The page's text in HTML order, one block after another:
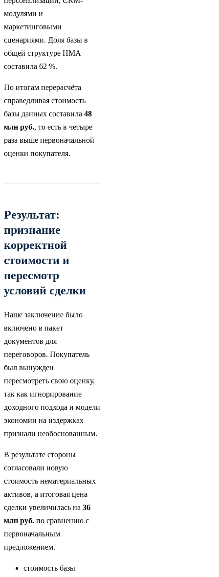
модулями и
маркетинговыми
сценариями. Доля базы в
общей структуре НМА
составила 62 %.
По итогам перерасчёта
справедливая стоимость
базы данных составила 48
млн руб., то есть в четыре
раза выше первоначальной
оценки покупателя.
Результат:
признание
корректной
стоимости и
пересмотр
условий сделки
Наше заключение было
включено в пакет
документов для
переговоров. Покупатель
был вынужден
пересмотреть свою оценку,
так как игнорирование
доходного подхода и модели
экономии на издержках
признали необоснованным.
В результате стороны
согласовали новую
стоимость нематериальных
активов, а итоговая цена
сделки увеличилась на 36
млн руб. по сравнению с
первоначальным
предложением.
стоимость базы